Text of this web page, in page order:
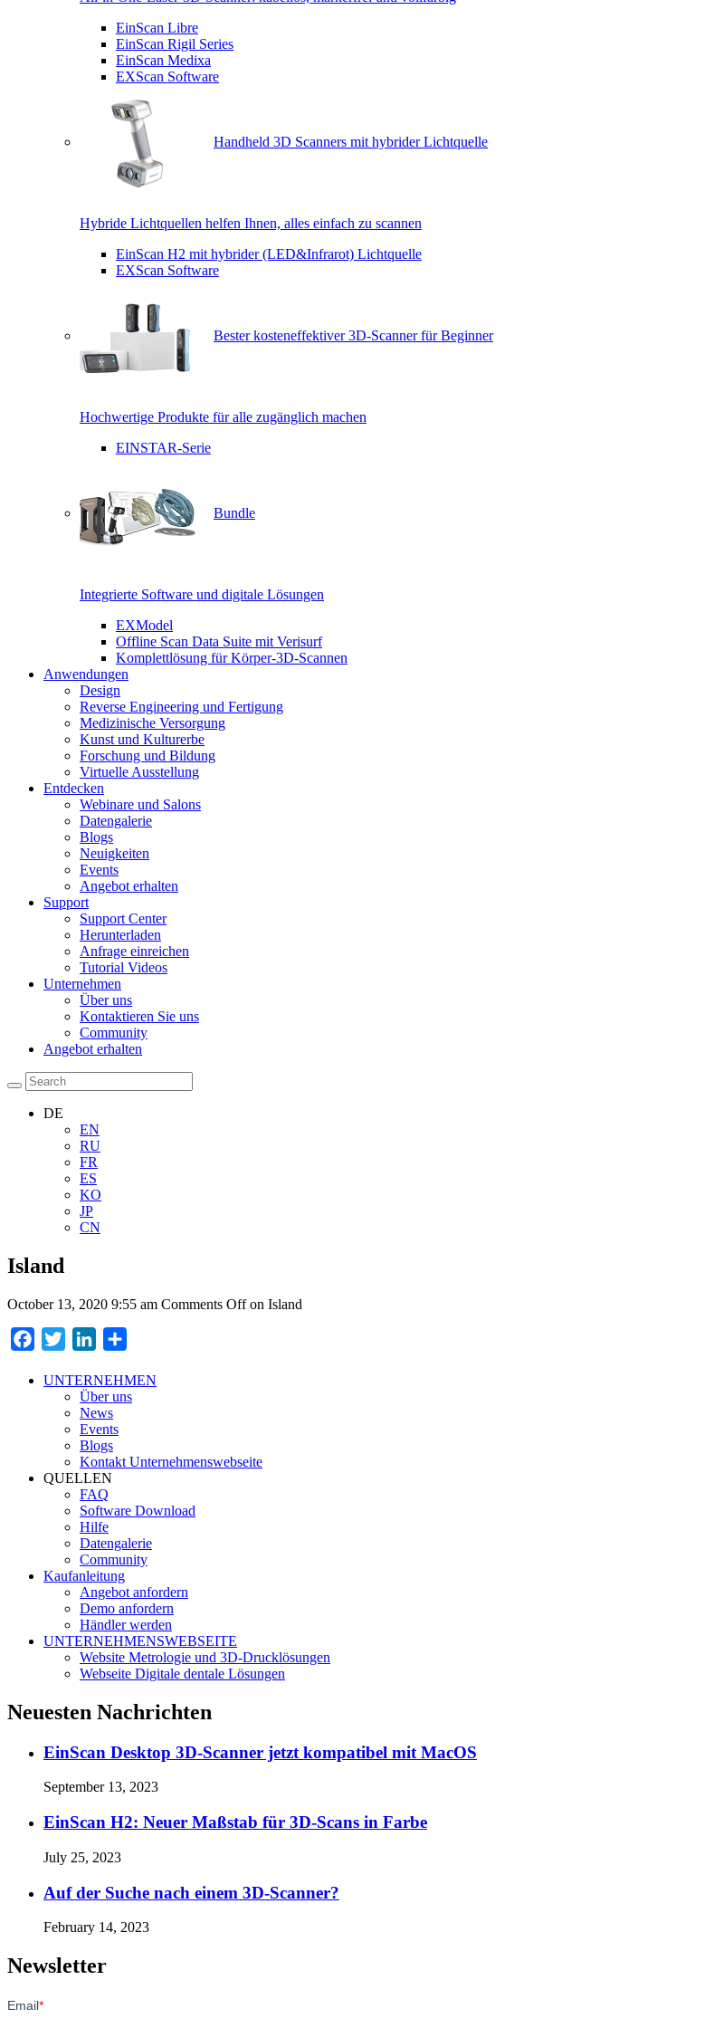
EinScan Libre
EinScan Rigil Series
EinScan Medixa
EXScan Software
Handheld 3D Scanners mit hybrider Lichtquelle
Hybride Lichtquellen helfen Ihnen, alles einfach zu scannen
EinScan H2 mit hybrider (LED&Infrarot) Lichtquelle
EXScan Software
Bester kosteneffektiver 3D-Scanner für Beginner
Hochwertige Produkte für alle zugänglich machen
EINSTAR-Serie
Bundle
Integrierte Software und digitale Lösungen
EXModel
Offline Scan Data Suite mit Verisurf
Komplettlösung für Körper-3D-Scannen
Anwendungen
Design
Reverse Engineering und Fertigung
Medizinische Versorgung
Kunst und Kulturerbe
Forschung und Bildung
Virtuelle Ausstellung
Entdecken
Webinare und Salons
Datengalerie
Blogs
Neuigkeiten
Events
Angebot erhalten
Support
Support Center
Herunterladen
Anfrage einreichen
Tutorial Videos
Unternehmen
Über uns
Kontaktieren Sie uns
Community
Angebot erhalten
DE
EN
RU
FR
ES
KO
JP
CN
Island
October 13, 2020 9:55 am Comments Offon Island
Facebook
Twitter LinkedIn
UNTERNEHMEN
Über uns
News
Events
Blogs
Kontakt Unternehmenswebseite
QUELLEN
FAQ
Software Download
Hilfe
Datengalerie
Community
Kaufanleitung
Angebot anfordern
Demo anfordern
Händler werden
UNTERNEHMENSWEBSEITE
Website Metrologie und 3D-Drucklösungen
Webseite Digitale dentale Lösungen
Neuesten Nachrichten
EinScan Desktop 3D-Scanner jetzt kompatibel mit MacOS
September 13, 2023
EinScan H2: Neuer Maßstab für 3D-Scans in Farbe
July 25, 2023
Auf der Suche nach einem 3D-Scanner?
February 14, 2023
Newsletter